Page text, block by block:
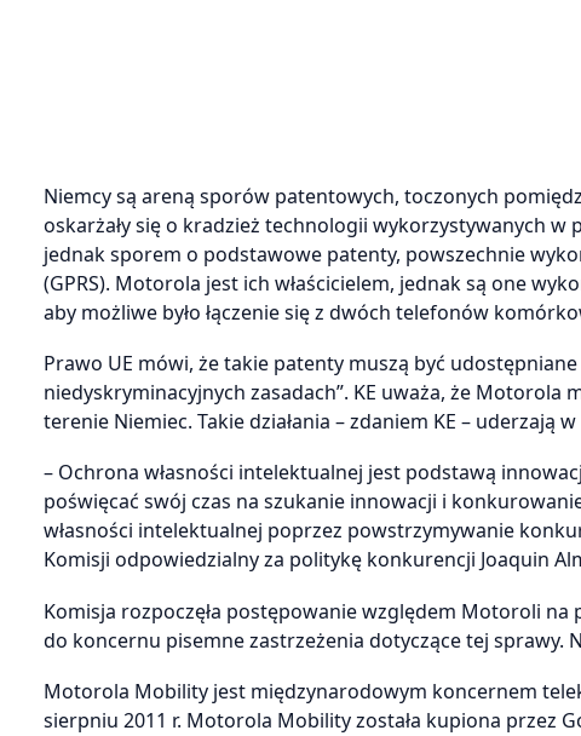
Niemcy są areną sporów patentowych, toczonych
oskarżały się o kradzież technologii wykorzystywanych
jednak sporem o podstawowe patenty, powszechnie
(GPRS). Motorola jest ich właścicielem, jednak są one
aby możliwe było łączenie się z dwóch telefonów
Prawo UE mówi, że takie patenty muszą być
niedyskryminacyjnych zasadach”. KE uważa, że
terenie Niemiec. Takie działania – zdaniem KE – uderzają
– Ochrona własności intelektualnej jest podstawą
poświęcać swój czas na szukanie innowacji i
własności intelektualnej poprzez powstrzymywanie
Komisji odpowiedzialny za politykę konkurencji Joaquin
Komisja rozpoczęła postępowanie względem Motoroli na
do koncernu pisemne zastrzeżenia dotyczące tej sprawy.
Motorola Mobility jest międzynarodowym koncernem
sierpniu 2011 r. Motorola Mobility została kupiona przez